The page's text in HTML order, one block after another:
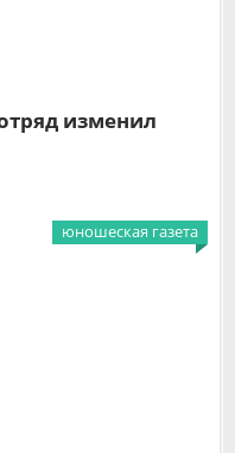
изменил
юношеская газета